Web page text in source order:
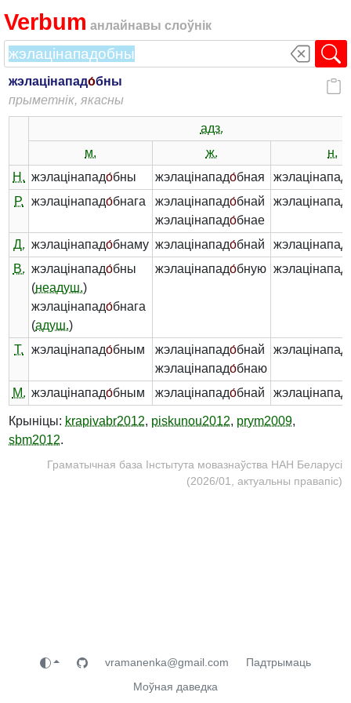
Verbum анлайнавы слоўнік
жэлацінападо́бны
прыметнік, якасны
адз.
м.
ж.
н.
Н. жэлацінападо́бны жэлацінападо́бная жэлацінапад
Р.
жэлацінападо́бнага жэлацінападо́бнай
жэлацінападо́бнае
жэлацінапад
Д. жэлацінападо́бнаму жэлацінападо́бнай жэлацінапад
В. жэлацінападо́бны
(неадуш.)
жэлацінападо́бнага
(адуш.)
жэлацінападо́бную жэлацінапад
Т. жэлацінападо́бным жэлацінападо́бнай
жэлацінападо́бнаю
жэлацінапад
М. жэлацінападо́бным жэлацінападо́бнай жэлацінапад
Крыніцы: krapivabr2012, piskunou2012, prym2009,
sbm2012.
Граматычная база Інстытута мовазнаўства НАН Беларусі
(2026/01, актуальны правапіс)
vramanenka@gmail.com
Падтрымаць
Моўная даведка